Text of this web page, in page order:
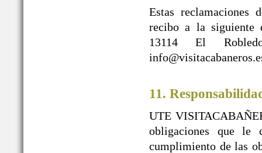
Estas reclamaciones
recibo a la siguiente
13114 El
11.
UTE
obligaciones que le
cumplimiento de las